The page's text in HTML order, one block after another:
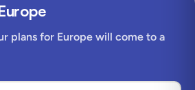
plans for Europe will come to a